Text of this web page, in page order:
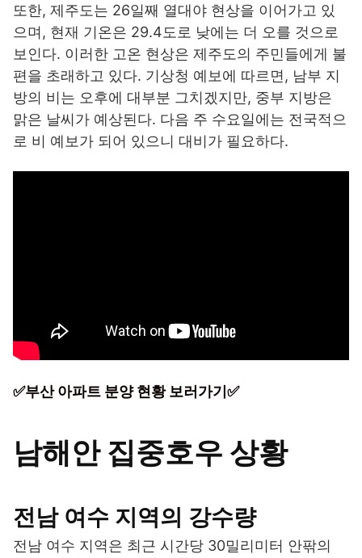
또한, 제주도는 26일째 열대야 현상을 이어가고 있
으며, 현재 기온은 29.4도로 낮에는 더 오를 것으로
보인다. 이러한 고온 현상은 제주도의 주민들에게 불
편을 초래하고 있다. 기상청 예보에 따르면, 남부 지
방의 비는 오후에 대부분 그치겠지만, 중부 지방은
맑은 날씨가 예상된다. 다음 주 수요일에는 전국적으
로 비 예보가 되어 있으니 대비가 필요하다.
✅부산 아파트 분양 현황 보러가기✅
남해안 집중호우 상황
전남 여수 지역의 강수량
전남 여수 지역은 최근 시간당 30밀리미터 안팎의